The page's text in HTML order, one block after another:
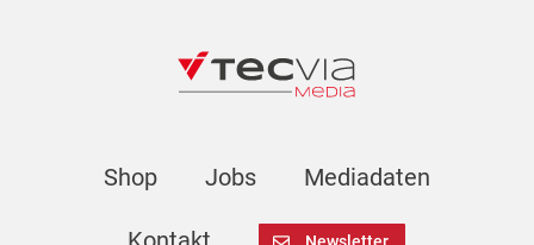
Shop Jobs Mediadaten